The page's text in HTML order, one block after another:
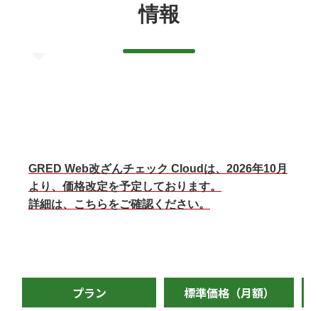
情報
GRED Web改ざんチェック Cloudは、2026年10月
より、価格改定を予定しております。
詳細は、こちらをご確認ください。
プラン 標準価格（月額）